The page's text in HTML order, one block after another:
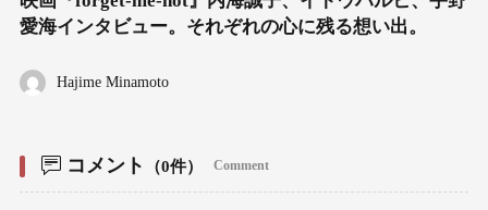
愛海インタビュー。それぞれの心に残る想い出。
Hajime Minamoto
コメント （0件） Comment